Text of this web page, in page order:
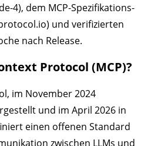
4), dem MCP-Spezifikations-
und verifizierten
nach Release.
Protocol (MCP)?
im November 2024
und im April 2026 in
einen offenen Standard
zwischen LLMs und